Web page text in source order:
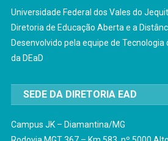
Universidade Federal dos Vales do
Diretoria de Educação Aberta e a
Desenvolvido pela equipe de
da DEaD
SEDE DA DIRETORIA EAD
Campus JK – Diamantina/MG